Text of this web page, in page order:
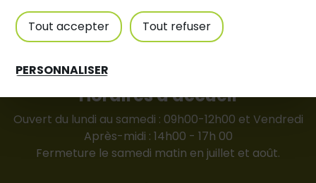
Tout accepter Tout refuser
PERSONNALISER
mairie(at)jouesurerdre.fr
communication(at)jouesurerdre.fr
cantine(at)jouesurerdre.fr
Horaires d'accueil
Ouvert du lundi au samedi : 09h00-12h00 et Vendredi
Après-midi : 14h00 - 17h 00
Fermeture le samedi matin en juillet et août.